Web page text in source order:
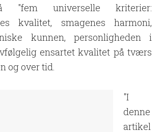
"fem universelle kriterier:
kvalitet, smagenes harmoni,
kunnen, personligheden i
ensartet kvalitet på tværs
og over tid.
"I
denne
artikel